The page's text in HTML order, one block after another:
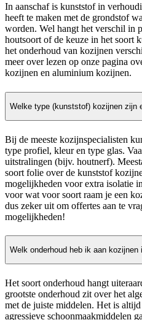
In aanschaf is kunststof in
heeft te maken met de grondstof
worden. Wel hangt het verschil in
houtsoort of de keuze in het soort
het onderhoud van kozijnen
meer over lezen op onze pagina
kozijnen en aluminium kozijnen.
Welke type (kunststof) kozijnen zijn
Bij de meeste kozijnspecialisten
type profiel, kleur en type glas.
uitstralingen (bijv. houtnerf).
soort folie over de kunststof
mogelijkheden voor extra isolatie
voor wat voor soort raam je een
dus zeker uit om offertes aan te
mogelijkheden!
Welk onderhoud heb ik aan kozijnen
Het soort onderhoud hangt
grootste onderhoud zit over het
met de juiste middelen. Het is
agressieve schoonmaakmiddelen